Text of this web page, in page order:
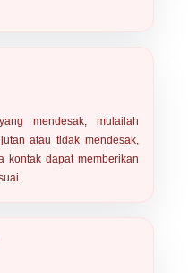
mendesak, mulailah
atau tidak mendesak,
kontak dapat memberikan